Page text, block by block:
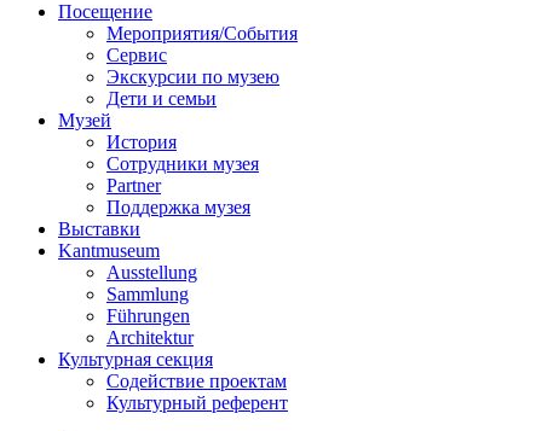
Посещение
Мероприятия/События
Сервис
Экскурсии по музею
Дети и семьи
Музей
История
Сотрудники музея
Partner
Поддержка музея
Выставки
Kantmuseum
Ausstellung
Sammlung
Führungen
Architektur
Культурная секция
Содействие проектам
Культурный референт